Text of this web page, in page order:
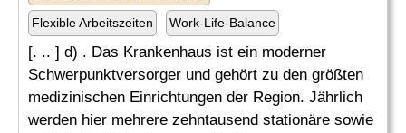
Flexible Arbeitszeiten Work-Life-Balance
[. .. ] d) . Das Krankenhaus ist ein moderner
Schwerpunktversorger und gehört zu den größten
medizinischen Einrichtungen der Region. Jährlich
werden hier mehrere zehntausend stationäre sowie